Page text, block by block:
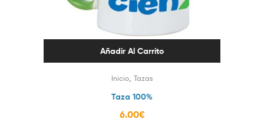
Añadir Al Carrito
Inicio, Tazas
Taza 100%
6.00€